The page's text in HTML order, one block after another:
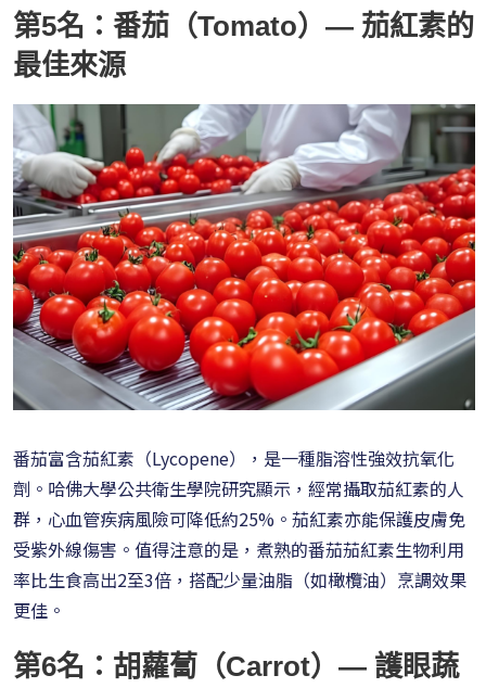
第5名：番茄（Tomato）— 茄紅素的
最佳來源
番茄富含茄紅素（Lycopene），是一種脂溶性強效抗氧化
劑。哈佛大學公共衛生學院研究顯示，經常攝取茄紅素的人
群，心血管疾病風險可降低約25%。茄紅素亦能保護皮膚免
受紫外線傷害。值得注意的是，煮熟的番茄茄紅素生物利用
率比生食高出2至3倍，搭配少量油脂（如橄欖油）烹調效果
更佳。
第6名：胡蘿蔔（Carrot）— 護眼蔬